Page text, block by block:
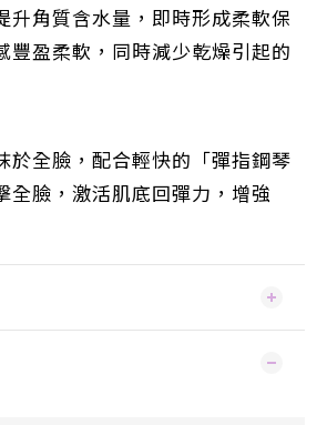
升角質含水量，即時形成柔軟保
豐盈柔軟，同時減少乾燥引起的
於全臉，配合輕快的「彈指鋼琴
全臉，激活肌底回彈力，增強